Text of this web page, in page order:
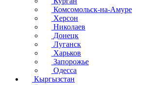
Комсомольск-на-Амуре
Херсон
Николаев
Донецк
Луганск
Харьков
Запорожье
Одесса
Кыргызстан